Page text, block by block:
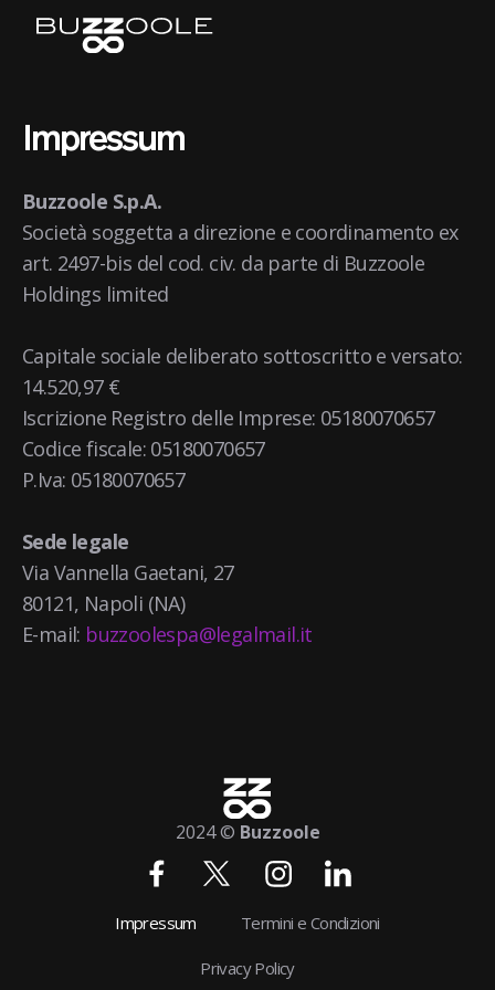
Impressum
Buzzoole S.p.A.
Società soggetta a direzione e coordinamento ex
art. 2497-bis del cod. civ. da parte di Buzzoole
Holdings limited
Capitale sociale deliberato sottoscritto e versato:
14.520,97 €
Iscrizione Registro delle Imprese: 05180070657
Codice fiscale: 05180070657
P.Iva: 05180070657
Sede legale
Via Vannella Gaetani, 27
80121, Napoli (NA)
E-mail: buzzoolespa@legalmail.it
2024 © Buzzoole
Impressum Termini e Condizioni
Privacy Policy